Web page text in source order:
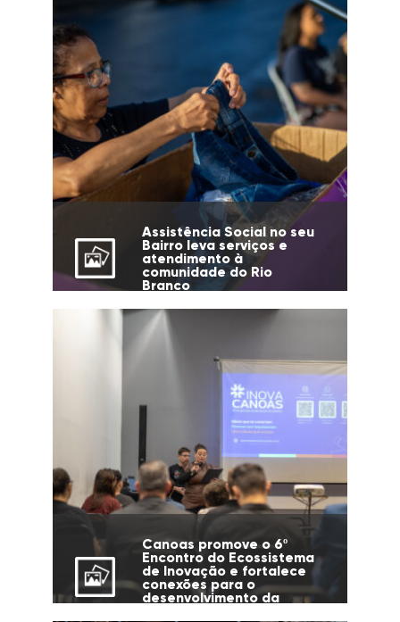
Assistência Social no seu
Bairro leva serviços e
atendimento à
comunidade do Rio
Branco
Canoas promove o 6º
Encontro do Ecossistema
de Inovação e fortalece
conexões para o
desenvolvimento da